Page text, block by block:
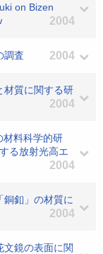
on Bizen
2004
調査 2004
材質に関する研
2004
材料科学的研
る放射光高エ
2004
銅釦」の材質に
2004
文鏡の表面に関